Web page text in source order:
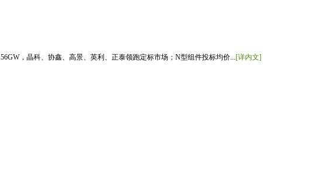
，晶科、协鑫、高景、英利、正泰领跑定标市场；N型组件投标均价... [详内文]